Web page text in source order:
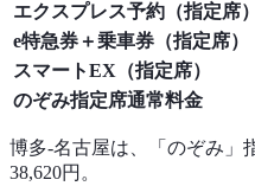
エクスプレス予約（指定席）
e特急券＋乗車券（指定席）
スマートEX（指定席）
のぞみ指定席通常料金
博多-名古屋は、「のぞみ」
38,620円。